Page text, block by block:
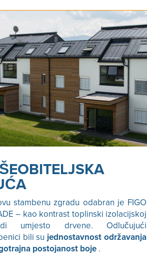
stambenu zgradu odabran je FIGO
– kao kontrast toplinski izolacijskoj
umjesto drvene. Odlučujući
bili sujednostavnost održavanja
postojanost boje.